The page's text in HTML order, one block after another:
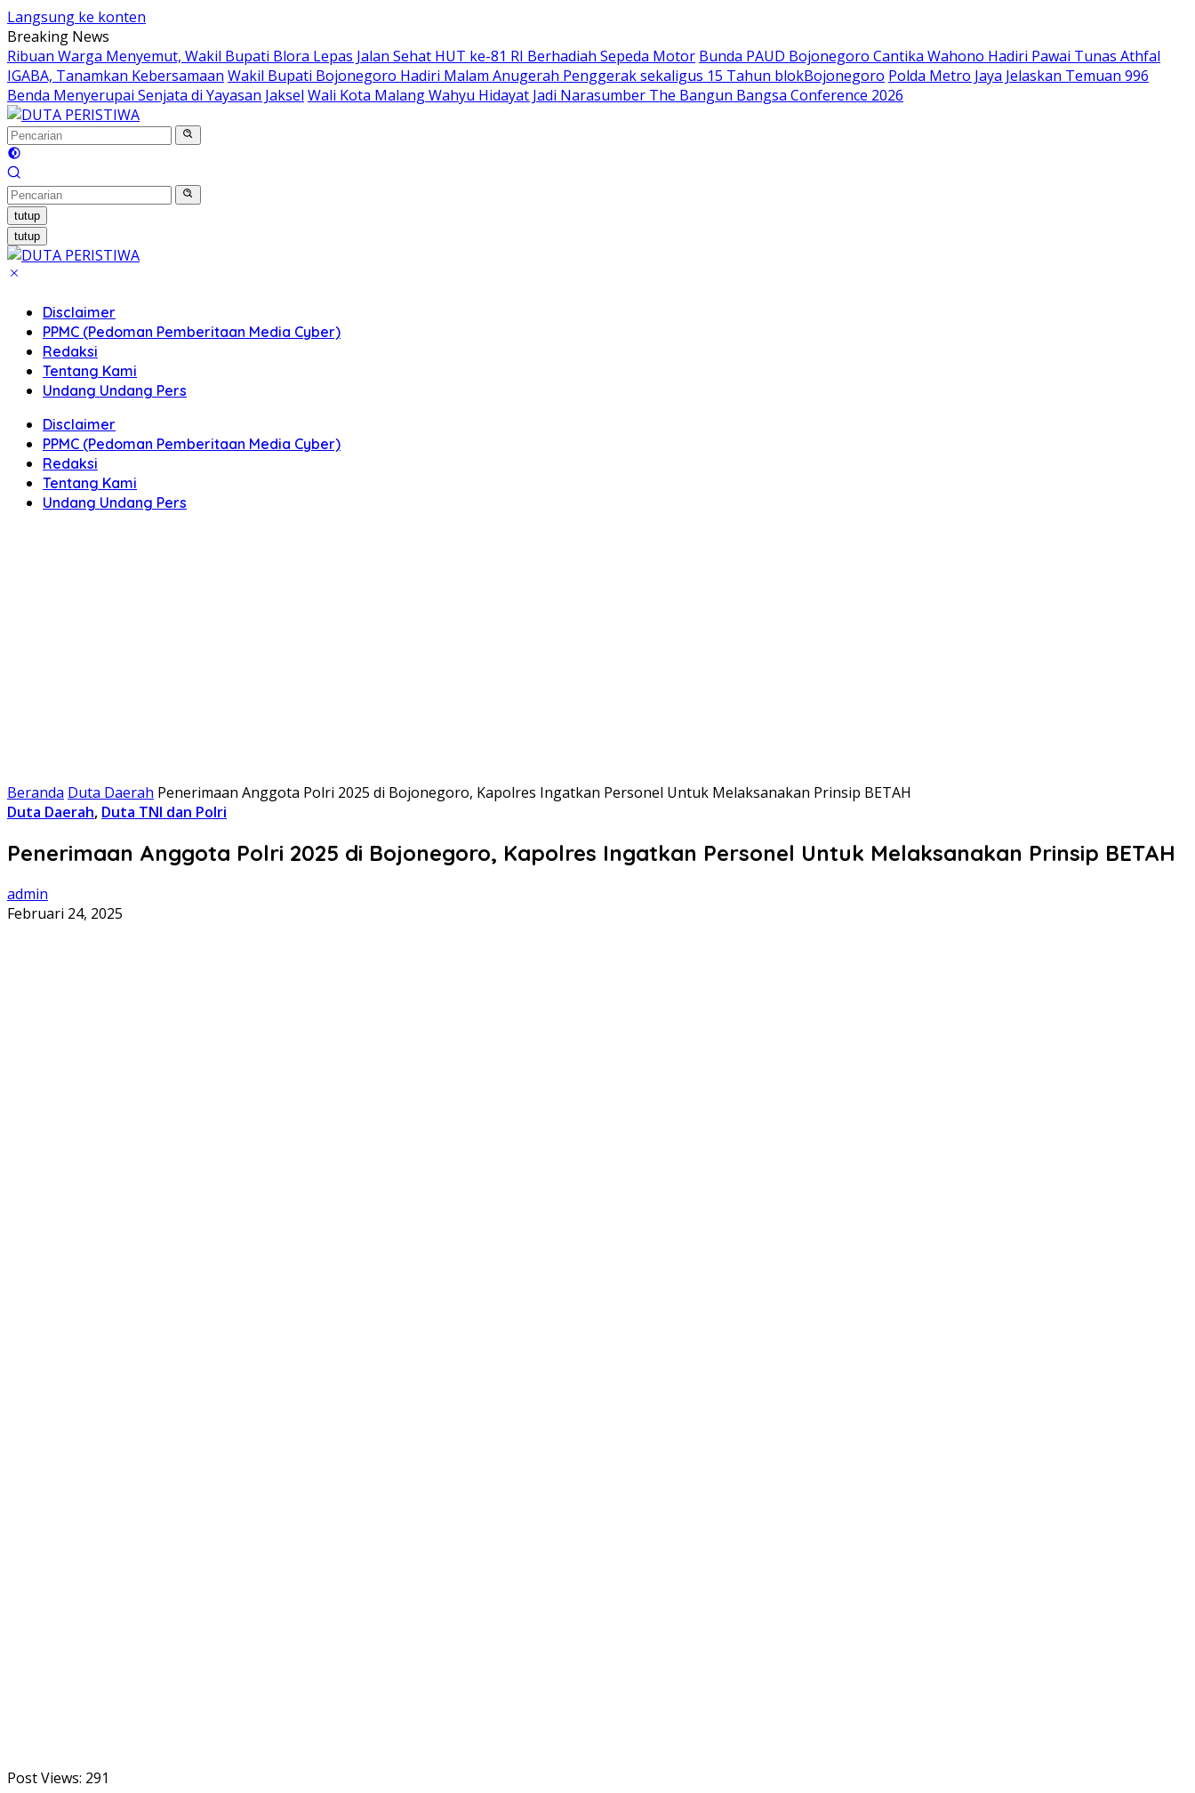
Langsung ke konten
Breaking News
Ribuan Warga Menyemut, Wakil Bupati Blora Lepas Jalan Sehat HUT ke-81 RI Berhadiah Sepeda Motor Bunda PAUD Bojonegoro Cantika Wahono Hadiri Pawai Tunas Athfal
IGABA, Tanamkan Kebersamaan Wakil Bupati Bojonegoro Hadiri Malam Anugerah Penggerak sekaligus 15 Tahun blokBojonegoro Polda Metro Jaya Jelaskan Temuan 996
Benda Menyerupai Senjata di Yayasan Jaksel Wali Kota Malang Wahyu Hidayat Jadi Narasumber The Bangun Bangsa Conference 2026
tutup
tutup
Disclaimer
PPMC (Pedoman Pemberitaan Media Cyber)
Redaksi
Tentang Kami
Undang Undang Pers
Disclaimer
PPMC (Pedoman Pemberitaan Media Cyber)
Redaksi
Tentang Kami
Undang Undang Pers
Beranda Duta Daerah Penerimaan Anggota Polri 2025 di Bojonegoro, Kapolres Ingatkan Personel Untuk Melaksanakan Prinsip BETAH
Duta Daerah, Duta TNI dan Polri
Penerimaan Anggota Polri 2025 di Bojonegoro, Kapolres Ingatkan Personel Untuk Melaksanakan Prinsip BETAH
admin
Februari 24, 2025
Post Views: 291